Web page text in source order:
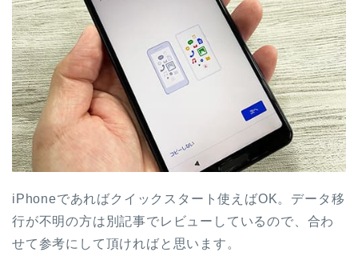
iPhoneであればクイックスタート使えばOK。データ移
行が不明の方は別記事でレビューしているので、合わ
せて参考にして頂ければと思います。